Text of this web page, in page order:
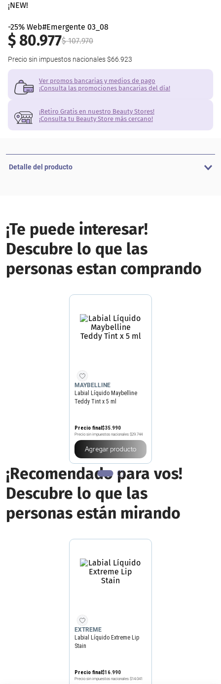
¡NEW!
-25% Web
$ 80.977$ 107.970
Precio sin impuestos nacionales $66.923
Ver promos bancarias y medios de pago
¡Consulta las promociones bancarias del día!
¡Retiro Gratis en nuestro Beauty Stores!
¡Consulta tu Beauty Store más cercano!
Detalle del producto
¡Te puede interesar!
Descubre lo que las
personas estan comprando
MAYBELLINE
Labial Líquido Maybelline
Teddy Tint x 5 ml
Precio final$35.990
Precio sin impuestos nacionales $29.744
Agregar producto
¡Recomendado para vos!
Descubre lo que las
personas están mirando
EXTREME
Labial Líquido Extreme Lip
Stain
Precio final$16.990
Precio sin impuestos nacionales $14.041